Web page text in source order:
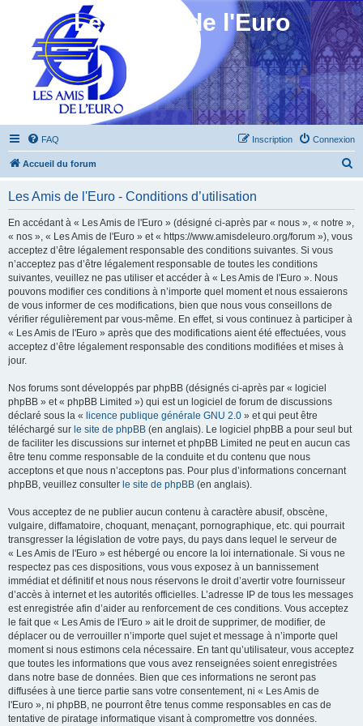
Les Amis de l'Euro
FAQ Connexion
Inscription
Accueil du forum
Les Amis de l'Euro - Conditions d’utilisation
En accédant à « Les Amis de l'Euro » (désigné ci-après par « nous », « notre »,
« nos », « Les Amis de l'Euro » et « https://www.amisdeleuro.org/forum »), vous
acceptez d’être légalement responsable des conditions suivantes. Si vous
n’acceptez pas d’être légalement responsable de toutes les conditions
suivantes, veuillez ne pas utiliser et accéder à « Les Amis de l'Euro ». Nous
pouvons modifier ces conditions à n’importe quel moment et nous essaierons
de vous informer de ces modifications, bien que nous vous conseillons de
vérifier régulièrement par vous-même. En effet, si vous continuez à participer à
« Les Amis de l'Euro » après que des modifications aient été effectuées, vous
acceptez d’être légalement responsable des conditions modifiées et mises à
jour.
Nos forums sont développés par phpBB (désignés ci-après par « logiciel
phpBB » et « phpBB Limited ») qui est un logiciel de forum de discussions
déclaré sous la « licence publique générale GNU 2.0 » et qui peut être
téléchargé sur le site de phpBB (en anglais). Le logiciel phpBB a pour seul but
de faciliter les discussions sur internet et phpBB Limited ne peut en aucun cas
être tenu comme responsable de la conduite et du contenu que nous
acceptons et que nous n’acceptons pas. Pour plus d’informations concernant
phpBB, veuillez consulter le site de phpBB (en anglais).
Vous acceptez de ne publier aucun contenu à caractère abusif, obscène,
vulgaire, diffamatoire, choquant, menaçant, pornographique, etc. qui pourrait
transgresser la législation de votre pays, du pays dans lequel le serveur de
« Les Amis de l'Euro » est hébergé ou encore la loi internationale. Si vous ne
respectez pas ces dispositions, vous vous exposez à un bannissement
immédiat et définitif et nous nous réservons le droit d’avertir votre fournisseur
d’accès à internet et les autorités officielles. L’adresse IP de tous les messages
est enregistrée afin d’aider au renforcement de ces conditions. Vous acceptez
le fait que « Les Amis de l'Euro » ait le droit de supprimer, de modifier, de
déplacer ou de verrouiller n’importe quel sujet et message à n’importe quel
moment si nous estimons cela nécessaire. En tant qu’utilisateur, vous acceptez
que toutes les informations que vous avez renseignées soient enregistrées
dans notre base de données. Bien que ces informations ne seront pas
diffusées à une tierce partie sans votre consentement, ni « Les Amis de
l'Euro », ni phpBB, ne pourront être tenus comme responsables en cas de
tentative de piratage informatique visant à compromettre vos données.